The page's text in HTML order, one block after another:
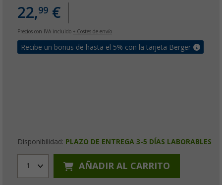
22,99 €
Precios con IVA incluido + Costes de envío
Recibe un bonus de hasta el 5% con la tarjeta Berger
Disponibilidad: PLAZO DE ENTREGA 3-5 DÍAS LABORABLES
1 AÑADIR AL CARRITO